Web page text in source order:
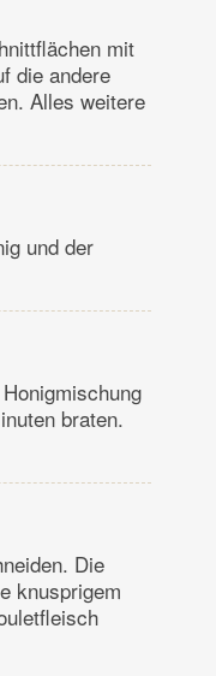
mit
die andere
Alles weitere
und der
braten.
Die
knusprigem